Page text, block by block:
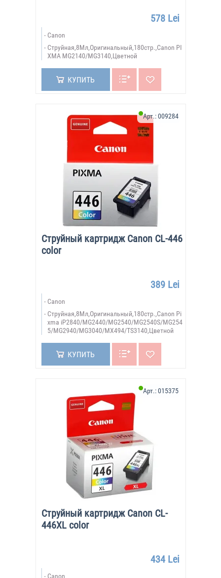
578 Lei
Canon
Струйная,8Мл,Оригинальный,180стр.,Canon PI
XMA MG2140/MG3140,Цветной
КУПИТЬ
Струйный картридж Canon CL-446
color
Арт.:009284
389 Lei
Canon
Струйная,8Мл,Оригинальный,180стр.,Canon Pi
xma iP2840/MG2440/MG2540/MG2540S/MG254
5/MG2940/MG3040/MX494/TS3140,Цветной
КУПИТЬ
Струйный картридж Canon CL-
446XL color
Арт.:015375
434 Lei
Canon